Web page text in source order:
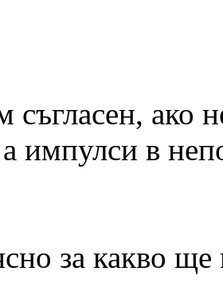
съгласен, ако
импулси в
за какво ще